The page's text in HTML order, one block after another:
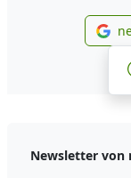
Newsletter von